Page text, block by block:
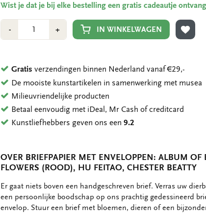
Wist je dat je bij elke bestelling een gratis cadeautje
-Min
1
+Plus
1
IN WINKELWAGEN
Gratis verzendingen binnen Nederland vanaf €29,-
De mooiste kunstartikelen in samenwerking met musea
Milieuvriendelijke producten
Betaal eenvoudig met iDeal, Mr Cash of creditcard
Kunstliefhebbers geven ons een9.2
OVER BRIEFPAPIER MET ENVELOPPEN: ALBUM OF
FLOWERS (ROOD), HU FEITAO, CHESTER BEATTY
OMSCHRIJVING
Er gaat niets boven een handgeschreven brief. Verras uw
een persoonlijke boodschap op ons prachtig gedessineerd
envelop. Stuur een brief met bloemen, dieren of een